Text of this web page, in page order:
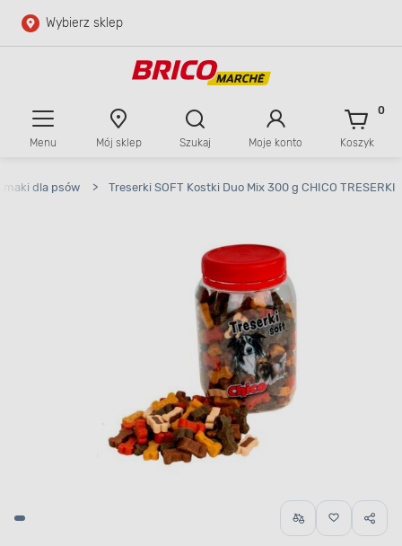
Przejdź do głównej zawartości
Wybierz sklep
Menu Mój sklep Szukaj Moje konto Koszyk
0
dla psów > Treserki SOFT Kostki Duo Mix 300 g CHICO TRESERKI